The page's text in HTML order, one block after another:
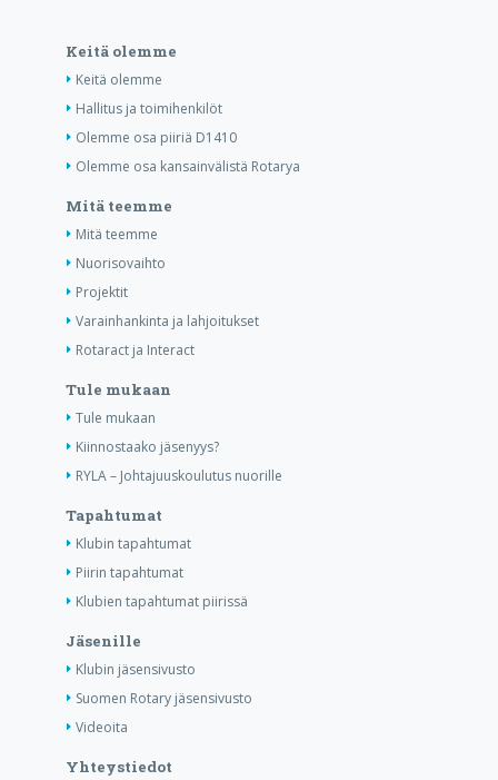
Keitä olemme
Keitä olemme
Hallitus ja toimihenkilöt
Olemme osa piiriä D1410
Olemme osa kansainvälistä Rotarya
Mitä teemme
Mitä teemme
Nuorisovaihto
Projektit
Varainhankinta ja lahjoitukset
Rotaract ja Interact
Tule mukaan
Tule mukaan
Kiinnostaako jäsenyys?
RYLA – Johtajuuskoulutus nuorille
Tapahtumat
Klubin tapahtumat
Piirin tapahtumat
Klubien tapahtumat piirissä
Jäsenille
Klubin jäsensivusto
Suomen Rotary jäsensivusto
Videoita
Yhteystiedot